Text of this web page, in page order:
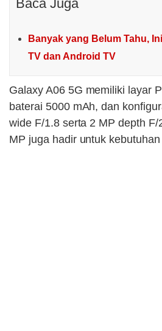
Baca Juga
Banyak yang Belum Tahu,
TV dan Android TV
Galaxy A06 5G memiliki layar
baterai 5000 mAh, dan
wide F/1.8 serta 2 MP depth
MP juga hadir untuk